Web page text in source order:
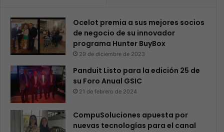
Ocelot premia a sus mejores socios
de negocio de su innovador
programa Hunter BuyBox
29 de diciembre de 2023
Panduit Listo para la edición 25 de
su Foro Anual GSIC
21 de febrero de 2024
CompuSoluciones apuesta por
nuevas tecnologías para el canal